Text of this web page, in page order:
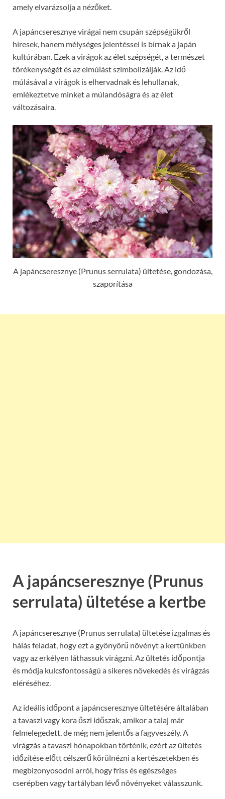
amely elvarázsolja a nézőket.
A japáncseresznye virágai nem csupán szépségükről
híresek, hanem mélységes jelentéssel is bírnak a japán
kultúrában. Ezek a virágok az élet szépségét, a természet
törékenységét és az elmúlást szimbolizálják. Az idő
múlásával a virágok is elhervadnak és lehullanak,
emlékeztetve minket a múlandóságra és az élet
változásaira.
A japáncseresznye (Prunus serrulata) ültetése, gondozása,
szaporítása
A japáncseresznye (Prunus
serrulata) ültetése a kertbe
A japáncseresznye (Prunus serrulata) ültetése izgalmas és
hálás feladat, hogy ezt a gyönyörű növényt a kertünkben
vagy az erkélyen láthassuk virágzni. Az ültetés időpontja
és módja kulcsfontosságú a sikeres növekedés és virágzás
eléréséhez.
Az ideális időpont a japáncseresznye ültetésére általában
a tavaszi vagy kora őszi időszak, amikor a talaj már
felmelegedett, de még nem jelentős a fagyveszély. A
virágzás a tavaszi hónapokban történik, ezért az ültetés
időzítése előtt célszerű körülnézni a kertészetekben és
megbizonyosodni arról, hogy friss és egészséges
cserépben vagy tartályban lévő növényeket válasszunk.